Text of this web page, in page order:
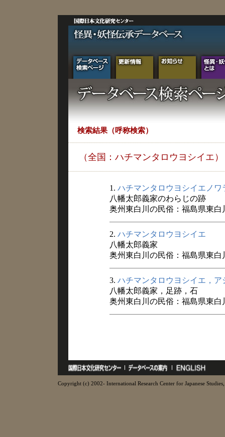
検索結果（呼称検索）
（全国：ハチマンタロウヨシイエ）
1. ハチマンタロウヨシイエノワ
八幡太郎義家のわらじの跡
奥州東白川の民俗：福島県東白
2. ハチマンタロウヨシイエ
八幡太郎義家
奥州東白川の民俗：福島県東白
3. ハチマンタロウヨシイエ，ア
八幡太郎義家，足跡，石
奥州東白川の民俗：福島県東白
Copyright (c) 2002- International Research Center for Japanese